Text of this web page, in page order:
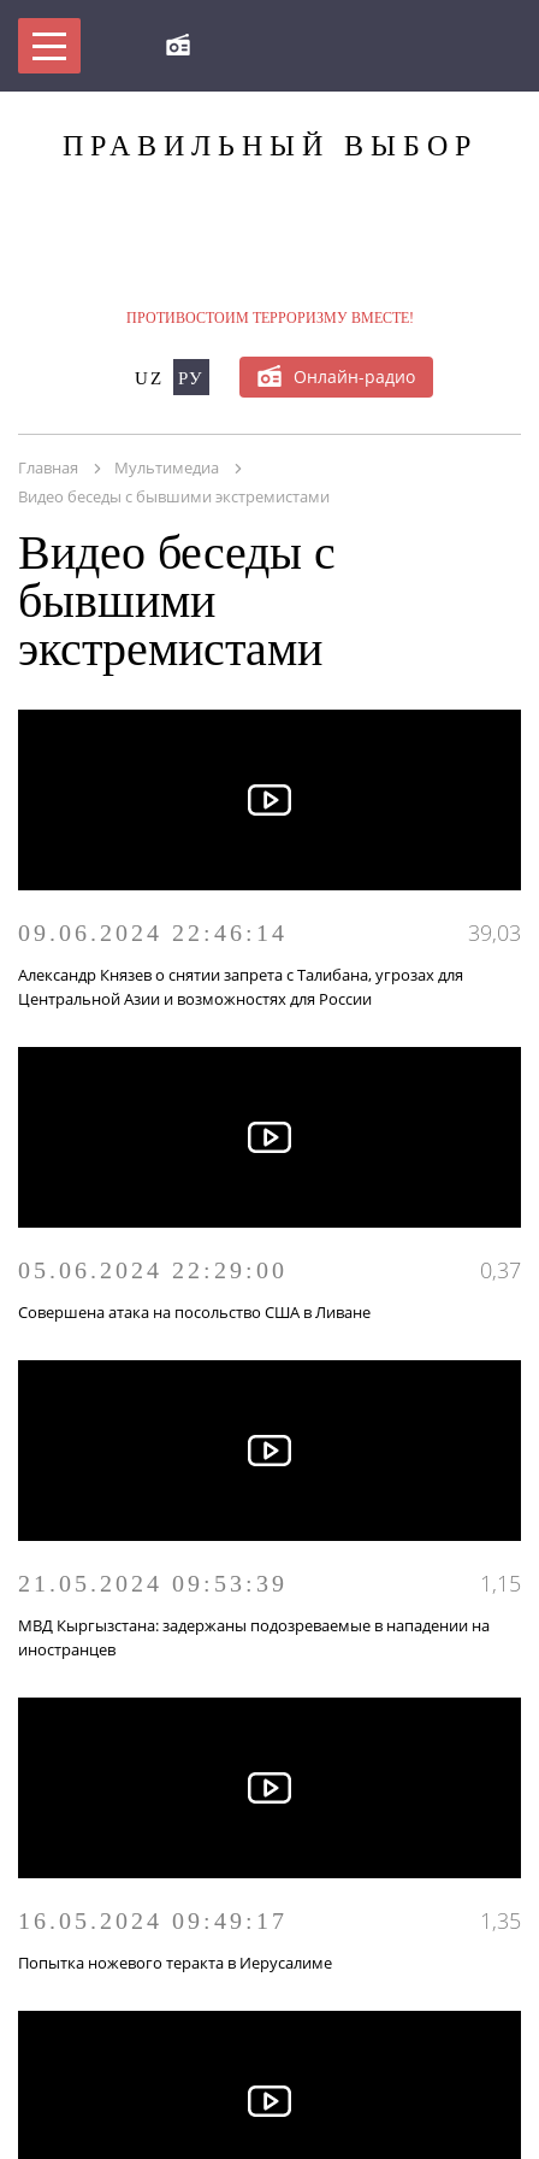
БУДЬ В КУРСЕ
БАЗЫ ДАННЫХ ПО ТЕРРОРИЗМУ/
ОНЛАЙН-КОНФЕРЕНЦИЯ
МУЛЬТИМЕДИА
ПУБЛИКАЦИИ
ОНЛАЙН - СЕРВИСЫ
ПРАВИЛЬНЫЙ ВЫБОР
ПРОТИВОСТОИМ ТЕРРОРИЗМУ ВМЕСТЕ!
UZ РУ Онлайн-радио
Главная
Мультимедиа
Видео беседы с бывшими экстремистами
Видео беседы с
бывшими
экстремистами
09.06.2024 22:46:14 39,03
Александр Князев о снятии запрета с Талибана, угрозах для
Центральной Азии и возможностях для России
05.06.2024 22:29:00 0,37
Совершена атака на посольство США в Ливане
21.05.2024 09:53:39 1,15
МВД Кыргызстана: задержаны подозреваемые в нападении на
иностранцев
16.05.2024 09:49:17 1,35
Попытка ножевого теракта в Иерусалиме